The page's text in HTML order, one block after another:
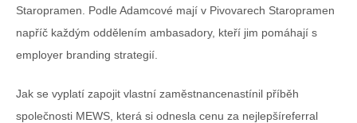
Staropramen. Podle Adamcové mají v Pivovarech Staropramen
napříč každým oddělením ambasadory, kteří jim pomáhají s
employer branding strategií.
Jak se vyplatí zapojit vlastní zaměstnancenastínil příběh
společnosti MEWS, která si odnesla cenu za nejlepšíreferral